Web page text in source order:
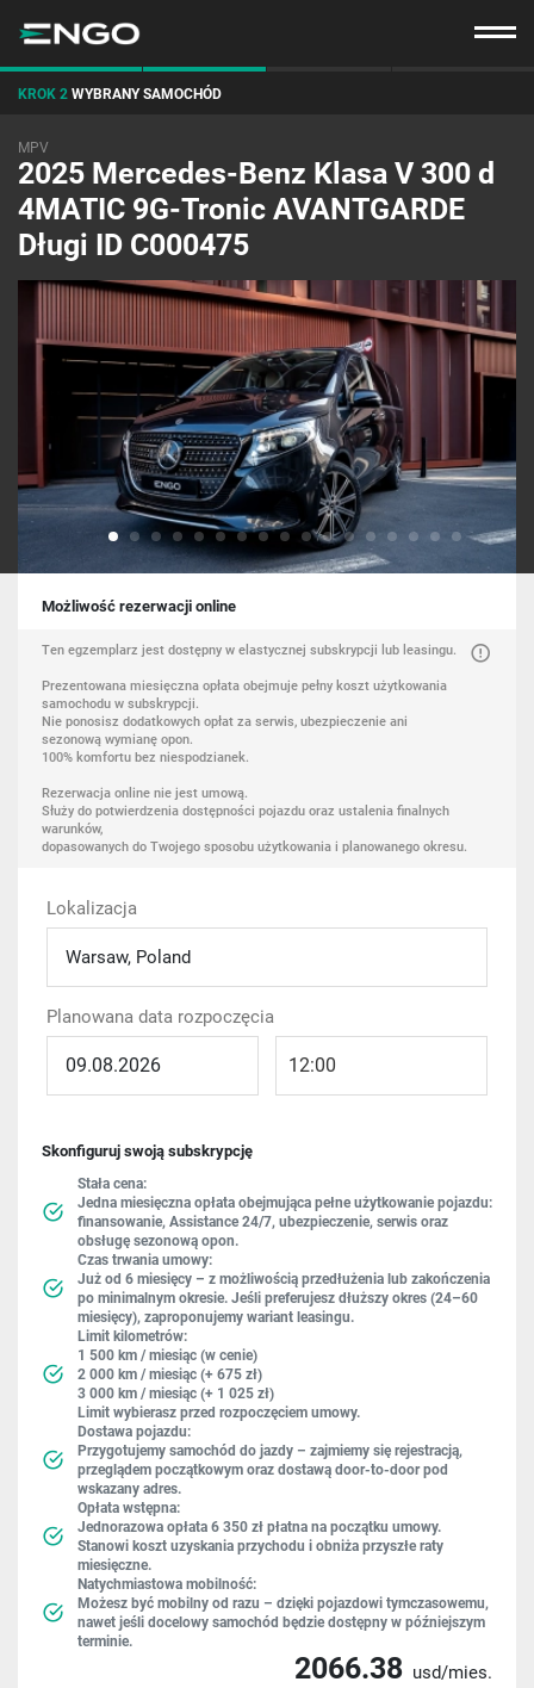
KROK 2 WYBRANY SAMOCHÓD
MPV
2025 Mercedes-Benz Klasa V 300 d
4MATIC 9G-Tronic AVANTGARDE
Długi ID C000475
Możliwość rezerwacji online
Ten egzemplarz jest dostępny w elastycznej subskrypcji lub leasingu.
Prezentowana miesięczna opłata obejmuje pełny koszt użytkowania
samochodu w subskrypcji.
Nie ponosisz dodatkowych opłat za serwis, ubezpieczenie ani
sezonową wymianę opon.
100% komfortu bez niespodzianek.
Rezerwacja online nie jest umową.
Służy do potwierdzenia dostępności pojazdu oraz ustalenia finalnych
warunków,
dopasowanych do Twojego sposobu użytkowania i planowanego okresu.
Lokalizacja
Warsaw, Poland
Planowana data rozpoczęcia
12:00
Skonfiguruj swoją subskrypcję
Stała cena:
Jedna miesięczna opłata obejmująca pełne użytkowanie pojazdu:
finansowanie, Assistance 24/7, ubezpieczenie, serwis oraz
obsługę sezonową opon.
Czas trwania umowy:
Już od 6 miesięcy – z możliwością przedłużenia lub zakończenia
po minimalnym okresie. Jeśli preferujesz dłuższy okres (24–60
miesięcy), zaproponujemy wariant leasingu.
Limit kilometrów:
1 500 km / miesiąc (w cenie)
2 000 km / miesiąc (+ 675 zł)
3 000 km / miesiąc (+ 1 025 zł)
Limit wybierasz przed rozpoczęciem umowy.
Dostawa pojazdu:
Przygotujemy samochód do jazdy – zajmiemy się rejestracją,
przeglądem początkowym oraz dostawą door-to-door pod
wskazany adres.
Opłata wstępna:
Jednorazowa opłata 6 350 zł płatna na początku umowy.
Stanowi koszt uzyskania przychodu i obniża przyszłe raty
miesięczne.
Natychmiastowa mobilność:
Możesz być mobilny od razu – dzięki pojazdowi tymczasowemu,
nawet jeśli docelowy samochód będzie dostępny w późniejszym
terminie.
2066.38 usd/mies.